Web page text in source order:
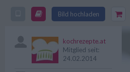
Bild hochladen
kochrezepte.at
Mitglied seit:
24.02.2014